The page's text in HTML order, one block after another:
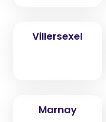
Villersexel
Marnay